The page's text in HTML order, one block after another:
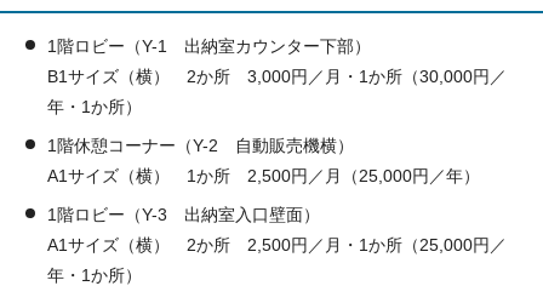
1階ロビー（Y-1 出納室カウンター下部）
B1サイズ（横） 2か所 3,000円／月・1か所（30,000円／
年・1か所）
1階休憩コーナー（Y-2 自動販売機横）
A1サイズ（横） 1か所 2,500円／月（25,000円／年）
1階ロビー（Y-3 出納室入口壁面）
A1サイズ（横） 2か所 2,500円／月・1か所（25,000円／
年・1か所）